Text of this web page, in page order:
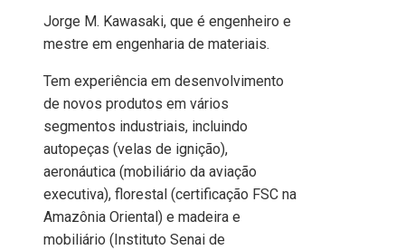
Jorge M. Kawasaki, que é engenheiro e
mestre em engenharia de materiais.
Tem experiência em desenvolvimento
de novos produtos em vários
segmentos industriais, incluindo
autopeças (velas de ignição),
aeronáutica (mobiliário da aviação
executiva), florestal (certificação FSC na
Amazônia Oriental) e madeira e
mobiliário (Instituto Senai de